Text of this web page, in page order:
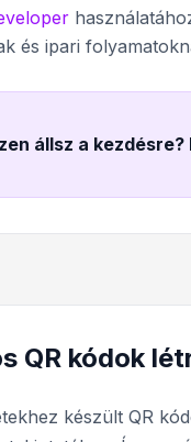
és ipari
állsz a
QR kódok
készült QR